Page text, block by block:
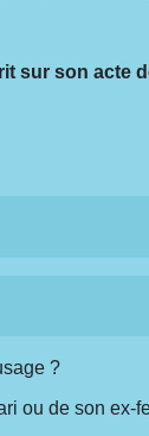
sur son acte
?
ou de son ex-